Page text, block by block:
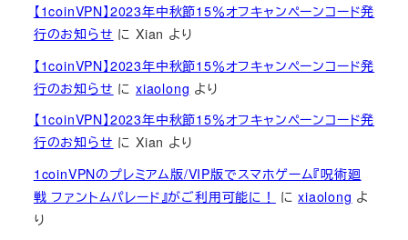
【1coinVPN】2023年中秋節15％オフキャンペーンコード発
行のお知らせ にXian より
【1coinVPN】2023年中秋節15％オフキャンペーンコード発
行のお知らせ にxiaolong より
【1coinVPN】2023年中秋節15％オフキャンペーンコード発
行のお知らせ にXian より
1coinVPNのプレミアム版/VIP版でスマホゲーム『呪術廻
戦 ファントムパレード』がご利用可能に！
にxiaolong よ
り